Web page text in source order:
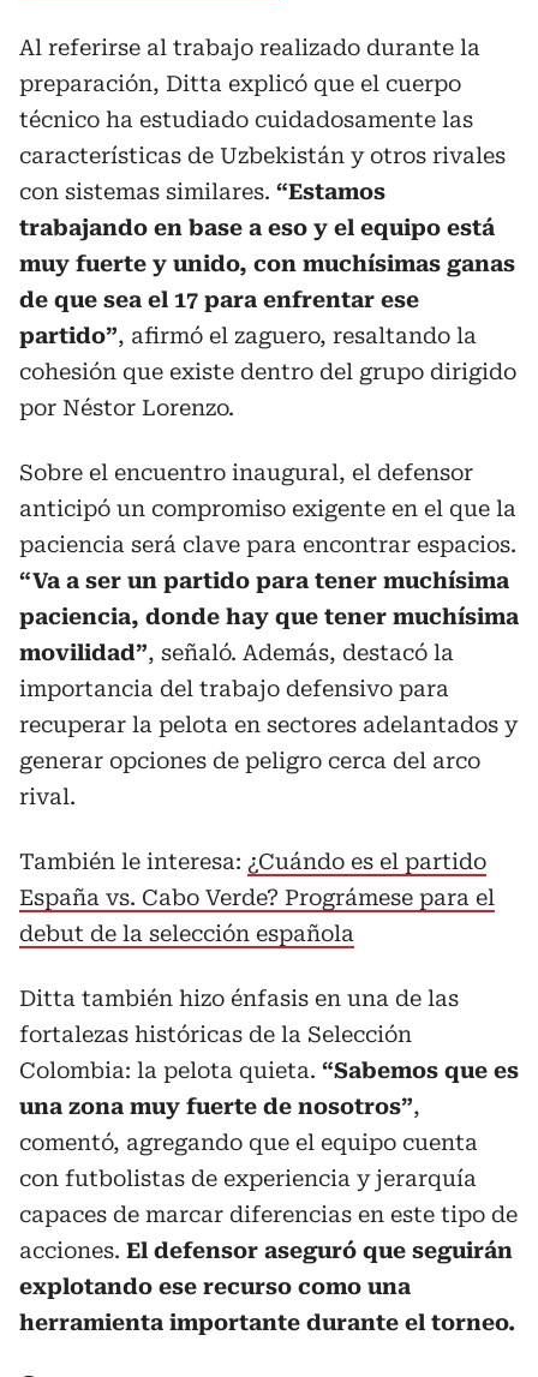
Al referirse al trabajo realizado durante la
preparación, Ditta explicó que el cuerpo
técnico ha estudiado cuidadosamente las
características de Uzbekistán y otros rivales
con sistemas similares. “Estamos
trabajando en base a eso y el equipo está
muy fuerte y unido, con muchísimas ganas
de que sea el 17 para enfrentar ese
partido”, afirmó el zaguero, resaltando la
cohesión que existe dentro del grupo dirigido
por Néstor Lorenzo.
Sobre el encuentro inaugural, el defensor
anticipó un compromiso exigente en el que la
paciencia será clave para encontrar espacios.
“Va a ser un partido para tener muchísima
paciencia, donde hay que tener muchísima
movilidad”, señaló. Además, destacó la
importancia del trabajo defensivo para
recuperar la pelota en sectores adelantados y
generar opciones de peligro cerca del arco
rival.
También le interesa: ¿Cuándo es el partido
España vs. Cabo Verde? Prográmese para el
debut de la selección española
Ditta también hizo énfasis en una de las
fortalezas históricas de la Selección
Colombia: la pelota quieta. “Sabemos que es
una zona muy fuerte de nosotros”,
comentó, agregando que el equipo cuenta
con futbolistas de experiencia y jerarquía
capaces de marcar diferencias en este tipo de
acciones. El defensor aseguró que seguirán
explotando ese recurso como una
herramienta importante durante el torneo.